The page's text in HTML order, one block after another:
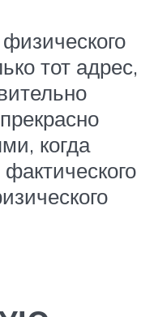
тот адрес,
когда